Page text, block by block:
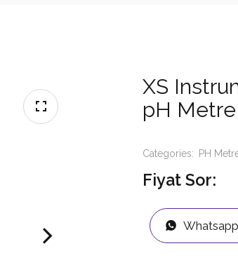
XS
pH
Categories: PH
Fiyat Sor:
Whatsapp